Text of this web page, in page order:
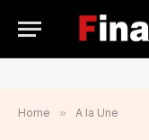
Home » A la Une